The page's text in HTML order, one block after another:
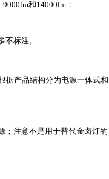
和14000lm；
标注。
据产品结构分为电源一体式
注意不是用于替代金卤灯的